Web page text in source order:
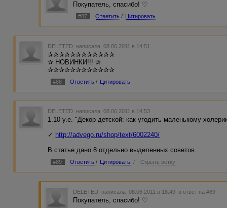
Покупатель, спасибо! ♡
#87 Ответить / Цитировать
DELETED написала 08.06.2011 в 14:51
✰✰✰✰✰✰✰✰✰✰✰✰
✰ НОВИНКИ!!! ✰
✰✰✰✰✰✰✰✰✰✰✰✰
#88 Ответить / Цитировать
DELETED написала 08.06.2011 в 14:53
1.10 у.е. "Декор детской: как угодить маленькому
✓ http://advego.ru/shop/text/6002240/
В статье дано 8 отдельно выделенных советов.
#89 Ответить / Цитировать / Скрыть ветку
DELETED написала 08.06.2011 в 18:49 в ответ на #89
Покупатель, спасибо! ♡